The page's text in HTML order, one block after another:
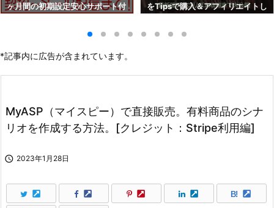
ヶ月間の初期設定安心サポート付
をTipsで購入＆アフィリエイトし
*記事内に広告が含まれています。
MyASP（マイスピー）で直接販売。有料商品のシナ
リオを作成する方法。[クレジット：Stripe利用編]
 2023年1月28日
B!